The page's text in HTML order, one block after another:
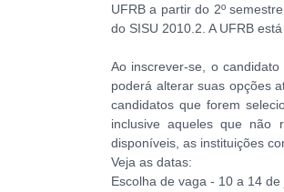
UFRB a partir do 2º
do SISU 2010.2. A UFRB
Ao inscrever-se, o
poderá alterar suas opções
candidatos que forem
inclusive aqueles que não
disponíveis, as instituições
Veja as datas:
Escolha de vaga - 10 a 14 de